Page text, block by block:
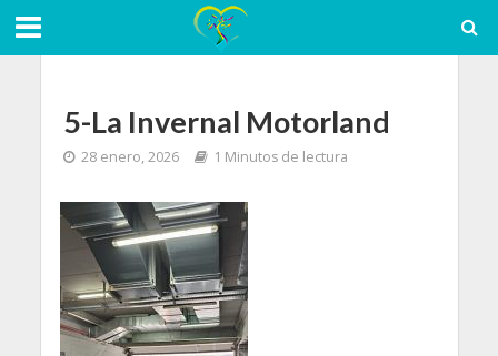
5-La Invernal Motorland
28 enero, 2026 1 Minutos de lectura